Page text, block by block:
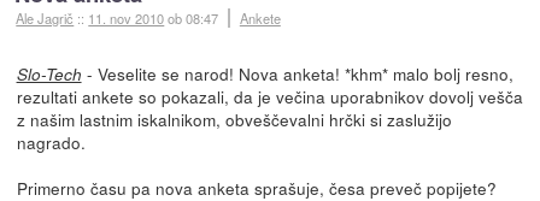
Ale Jagrič :: 11. nov 2010ob 08:47 Ankete
Slo-Tech - Veselite se narod! Nova anketa! *khm* malo bolj resno,
rezultati ankete so pokazali, da je večina uporabnikov dovolj vešča
z našim lastnim iskalnikom, obveščevalni hrčki si zaslužijo
nagrado.
Primerno času pa nova anketa sprašuje, česa preveč popijete?